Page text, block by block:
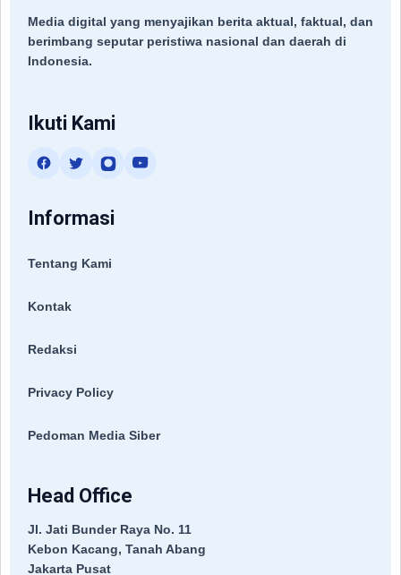
Media digital yang menyajikan berita aktual, faktual, dan
berimbang seputar peristiwa nasional dan daerah di
Indonesia.
Ikuti Kami
Informasi
Tentang Kami
Kontak
Redaksi
Privacy Policy
Pedoman Media Siber
Head Office
Jl. Jati Bunder Raya No. 11
Kebon Kacang, Tanah Abang
Jakarta Pusat